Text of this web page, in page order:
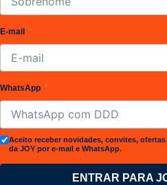
E-mail
WhatsApp
Aceito receber novidades, convites,
da JOY por e-mail e WhatsApp.
ENTRAR PARA